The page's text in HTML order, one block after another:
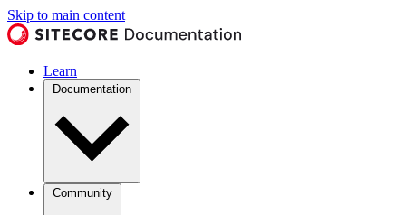
Skip to main content
Learn
Documentation
Community